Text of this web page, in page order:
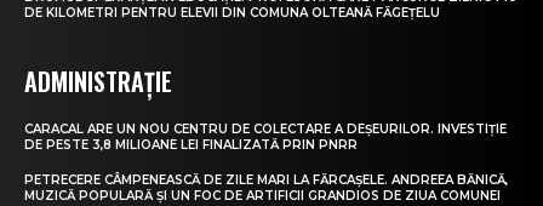
DE KILOMETRI PENTRU ELEVII DIN COMUNA OLTEANĂ FĂGEȚELU
ADMINISTRAȚIE
CARACAL ARE UN NOU CENTRU DE COLECTARE A DEȘEURILOR. INVESTIȚIE
DE PESTE 3,8 MILIOANE LEI FINALIZATĂ PRIN PNRR
PETRECERE CÂMPENEASCĂ DE ZILE MARI LA FĂRCAȘELE. ANDREEA BĂNICĂ,
MUZICĂ POPULARĂ ȘI UN FOC DE ARTIFICII GRANDIOS DE ZIUA COMUNEI